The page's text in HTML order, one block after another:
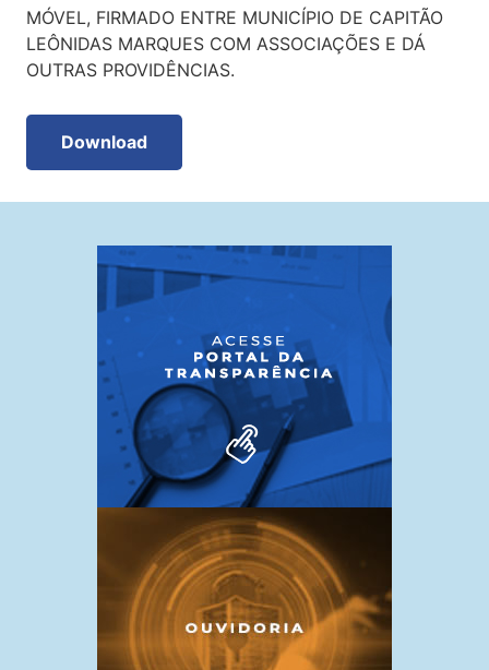
MÓVEL, FIRMADO ENTRE MUNICÍPIO DE CAPITÃO
LEÔNIDAS MARQUES COM ASSOCIAÇÕES E DÁ
OUTRAS PROVIDÊNCIAS.
Download